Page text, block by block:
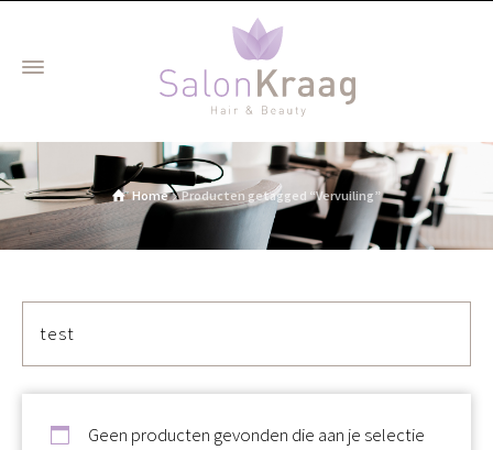
Home Producten getagged “Vervuiling”
Geen producten gevonden die aan je selectie
test